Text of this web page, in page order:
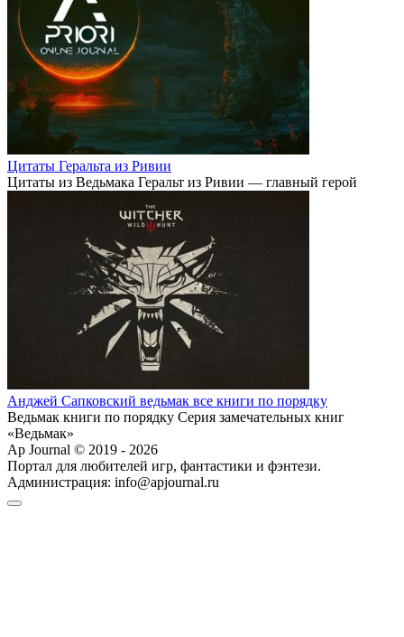
Цитаты Геральта из Ривии
Цитаты из Ведьмака Геральт из Ривии — главный герой
Анджей Сапковский ведьмак все книги по порядку
Ведьмак книги по порядку Серия замечательных книг
«Ведьмак»
Ap Journal © 2019 - 2026
Портал для любителей игр, фантастики и фэнтези.
Администрация: info@apjournal.ru